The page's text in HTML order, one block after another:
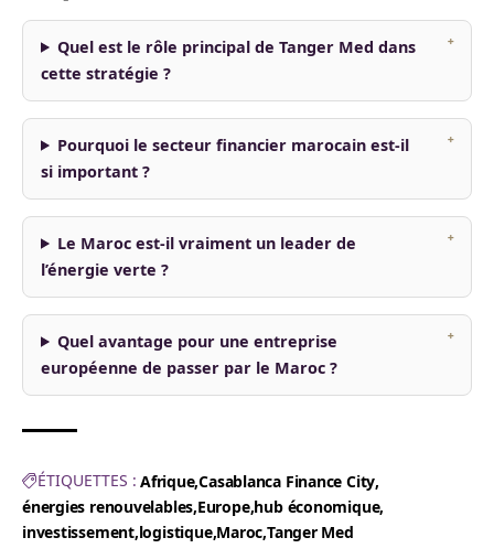
Quel est le rôle principal de Tanger Med dans
cette stratégie ?
Pourquoi le secteur financier marocain est-il
si important ?
Le Maroc est-il vraiment un leader de
l’énergie verte ?
Quel avantage pour une entreprise
européenne de passer par le Maroc ?
ÉTIQUETTES : AfriqueCasablanca Finance City
énergies renouvelables Europe hub économique
investissement logistique Maroc Tanger Med